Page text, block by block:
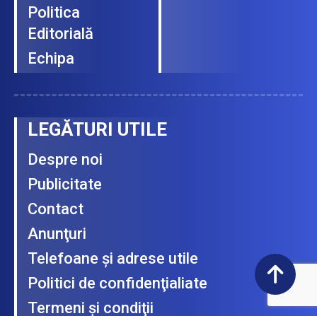
Politica
Editorială
Echipa
LEGĂTURI UTILE
Despre noi
Publicitate
Contact
Anunţuri
Telefoane şi adrese utile
Politici de confidenţialiate
Termeni şi condiţii